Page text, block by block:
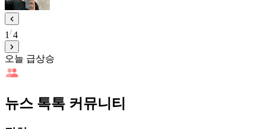
1 4
오늘 급상승
뉴스 톡톡 커뮤니티